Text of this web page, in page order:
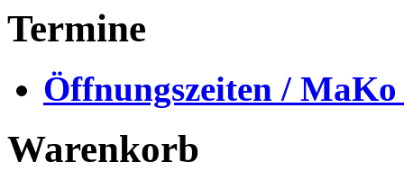
Termine
Öffnungszeiten /
Warenkorb